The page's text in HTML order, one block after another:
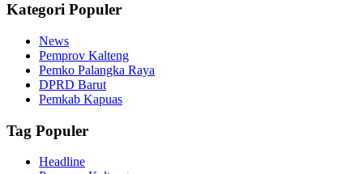
Kategori Populer
News
Pemprov Kalteng
Pemko Palangka Raya
DPRD Barut
Pemkab Kapuas
Tag Populer
Headline